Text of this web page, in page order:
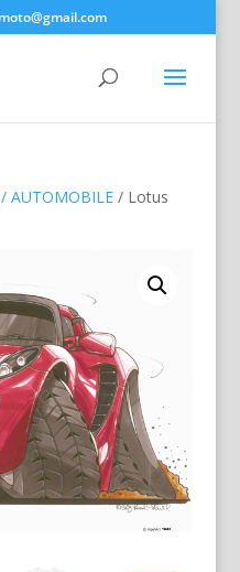
AUTOMOBILE/ Lotus